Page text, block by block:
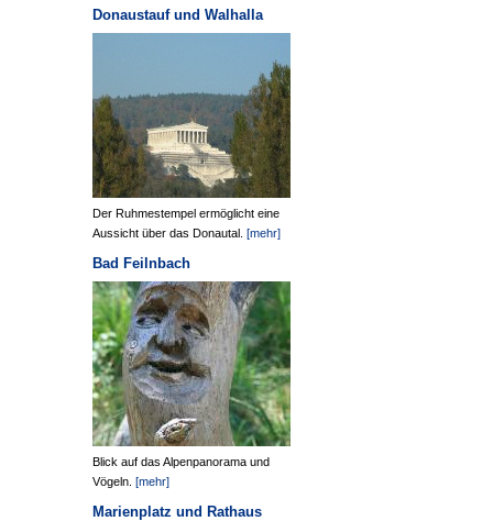
Donaustauf und Walhalla
Der Ruhmestempel ermöglicht eine
Aussicht über das Donautal. [mehr]
Bad Feilnbach
Blick auf das Alpenpanorama und
Vögeln. [mehr]
Marienplatz und Rathaus